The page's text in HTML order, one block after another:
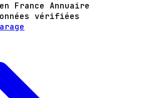
France Annuaire
vérifiées